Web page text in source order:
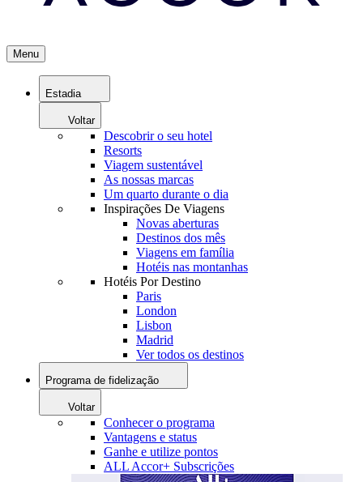
Menu
Estadia
Voltar
Descobrir o seu hotel
Resorts
Viagem sustentável
As nossas marcas
Um quarto durante o dia
Inspirações De Viagens
Novas aberturas
Destinos dos mês
Viagens em família
Hotéis nas montanhas
Hotéis Por Destino
Paris
London
Lisbon
Madrid
Ver todos os destinos
Programa de fidelização
Voltar
Conhecer o programa
Vantagens e status
Ganhe e utilize pontos
ALL Accor+ Subscrições